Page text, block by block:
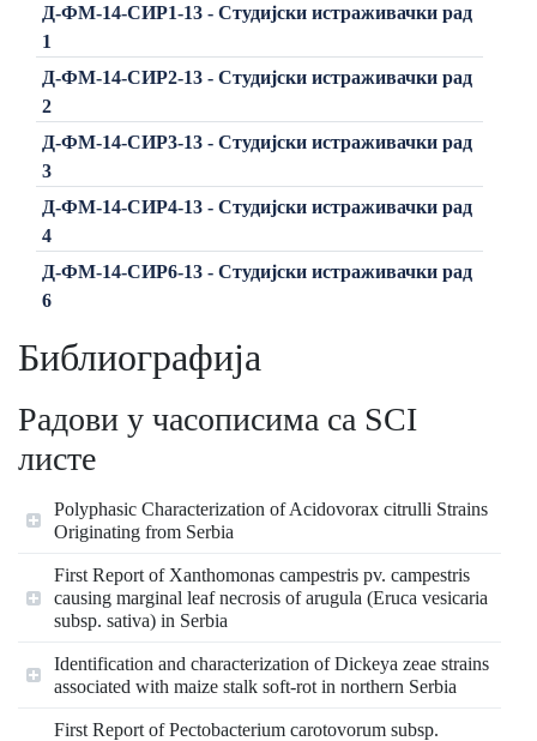
Д-ФМ-14-СИР1-13 - Студијски истраживачки рад
1
Д-ФМ-14-СИР2-13 - Студијски истраживачки рад
2
Д-ФМ-14-СИР3-13 - Студијски истраживачки рад
3
Д-ФМ-14-СИР4-13 - Студијски истраживачки рад
4
Д-ФМ-14-СИР6-13 - Студијски истраживачки рад
6
Библиографија
Радови у часописима са SCI
листе
Polyphasic Characterization of Acidovorax citrulli Strains
Originating from Serbia
First Report of Xanthomonas campestris pv. campestris
causing marginal leaf necrosis of arugula (Eruca vesicaria
subsp. sativa) in Serbia
Identification and characterization of Dickeya zeae strains
associated with maize stalk soft-rot in northern Serbia
First Report of Pectobacterium carotovorum subsp.